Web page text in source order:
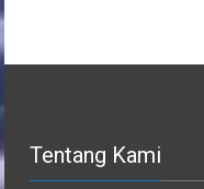
Tentang Kami